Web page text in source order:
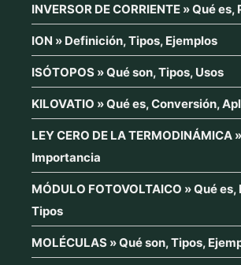
INVERSOR DE CORRIENTE » Qué
ION » Definición, Tipos, Ejemplos
ISÓTOPOS » Qué son, Tipos, Usos
KILOVATIO » Qué es, Conversión,
LEY CERO DE LA TERMODINÁMICA
Importancia
MÓDULO FOTOVOLTAICO » Qué
Tipos
MOLÉCULAS » Qué son, Tipos,